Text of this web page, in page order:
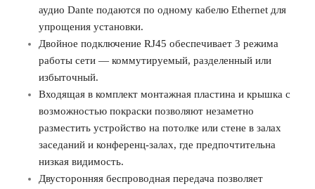
аудио Dante подаются по одному кабелю Ethernet для
упрощения установки.
Двойное подключение RJ45 обеспечивает 3 режима
работы сети — коммутируемый, разделенный или
избыточный.
Входящая в комплект монтажная пластина и крышка с
возможностью покраски позволяют незаметно
разместить устройство на потолке или стене в залах
заседаний и конференц-залах, где предпочтительна
низкая видимость.
Двусторонняя беспроводная передача позволяет